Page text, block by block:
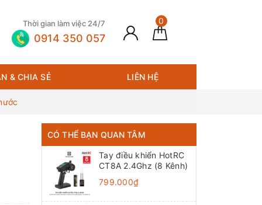
0
Thời gian làm việc 24/7
0914 350 057
& CHIA SẺ LIÊN HỆ
CÓ THỂ BẠN QUAN TÂM
Tay điều khiển HotRC
CT8A 2.4Ghz (8 Kênh)
799.000₫